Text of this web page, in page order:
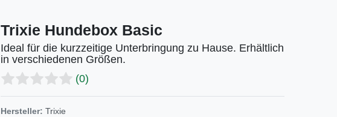
Trixie Hundebox Basic
Ideal für die kurzzeitige Unterbringung zu Hause. Erhältlich
in verschiedenen Größen.
(0)
Hersteller: Trixie